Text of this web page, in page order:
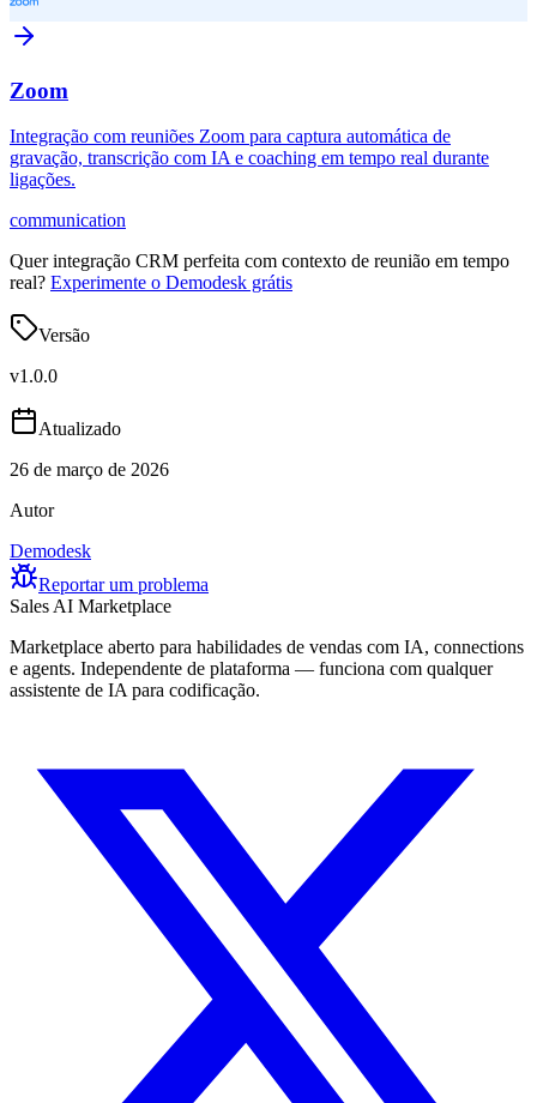
Zoom
Integração com reuniões Zoom para captura automática de
gravação, transcrição com IA e coaching em tempo real durante
ligações.
communication
Quer integração CRM perfeita com contexto de reunião em tempo
real? Experimente o Demodesk grátis
Versão
v1.0.0
Atualizado
26 de março de 2026
Autor
Demodesk
Reportar um problema
Sales AI Marketplace
Marketplace aberto para habilidades de vendas com IA, connections
e agents. Independente de plataforma — funciona com qualquer
assistente de IA para codificação.